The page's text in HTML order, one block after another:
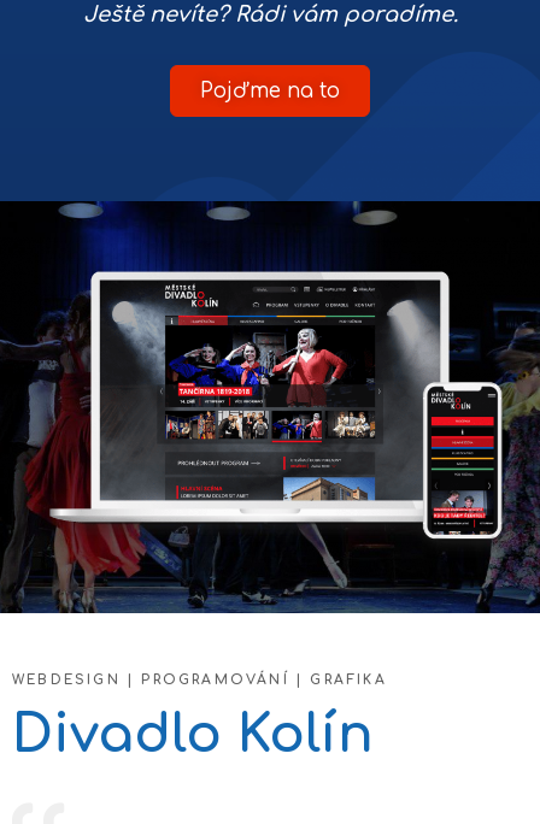
Ještě nevíte? Rádi vám poradíme.
Pojďme na to
WEBDESIGN | PROGRAMOVÁNÍ | GRAFIKA
Divadlo Kolín